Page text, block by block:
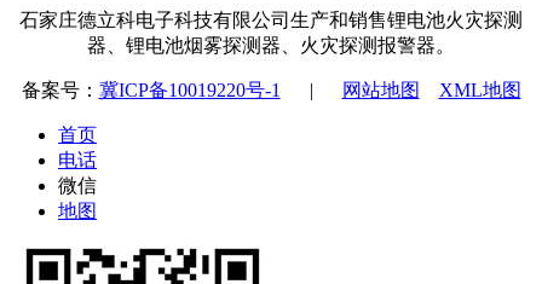
石家庄德立科电子科技有限公司生产和销售锂电池火灾探测
器、锂电池烟雾探测器、火灾探测报警器。
备案号： 冀ICP备10019220号-1 | 网站地图 XML地图
首页
电话
微信
地图